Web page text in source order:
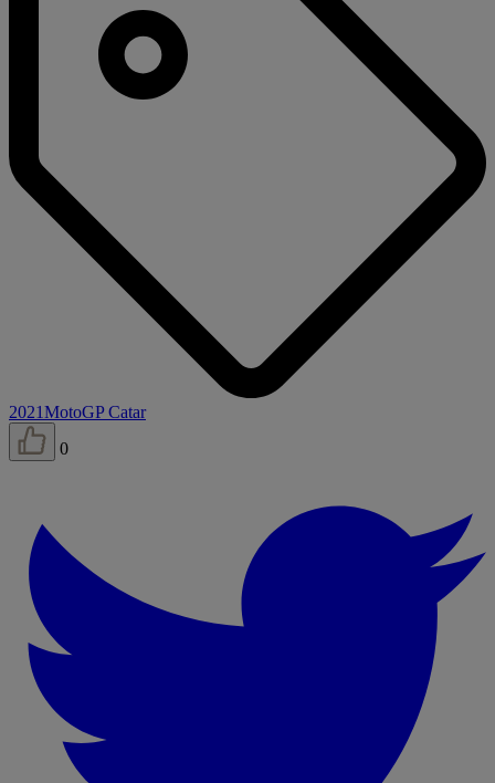
2021MotoGP Catar
0